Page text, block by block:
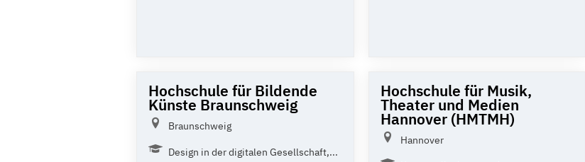
Hochschule für Bildende
Künste Braunschweig
Braunschweig
Design in der digitalen Gesellschaft,...
Hochschule für Musik,
Theater und Medien
Hannover (HMTMH)
Hannover